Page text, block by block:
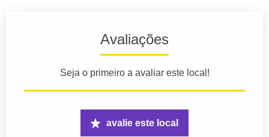
Avaliações
Seja o primeiro a avaliar este local!
avalie este local